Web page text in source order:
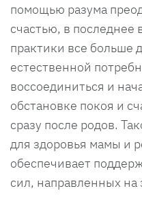
помощью разума
счастью, в последнее
практики все больше
естественной
воссоединиться и
обстановке покоя и
сразу после родов.
для здоровья мамы и
обеспечивает
сил, направленных на